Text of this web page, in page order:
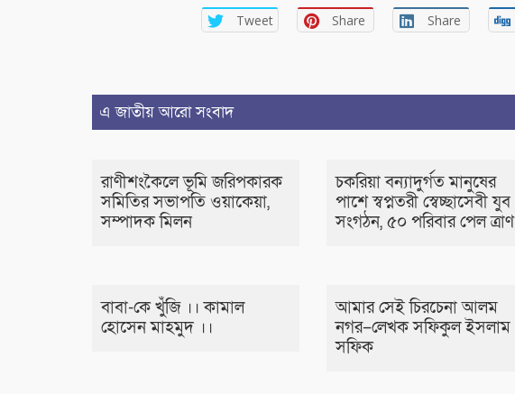
Tweet Share Share
এ জাতীয় আরো সংবাদ
রাণীশংকৈলে ভূমি জরিপকারক
সমিতির সভাপতি ওয়াকেয়া,
সম্পাদক মিলন
চকরিয়া বন্যাদুর্গত মানুষের
পাশে স্বপ্নতরী স্বেচ্ছাসেবী যুব
সংগঠন, ৫০ পরিবার পেল ত্রাণ
বাবা-কে খুঁজি ।। কামাল
হোসেন মাহমুদ ।।
আমার সেই চিরচেনা আলম
নগর–লেখক সফিকুল ইসলাম
সফিক